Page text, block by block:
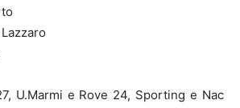
U.Marmi e Rove 24, Sporting e Nac